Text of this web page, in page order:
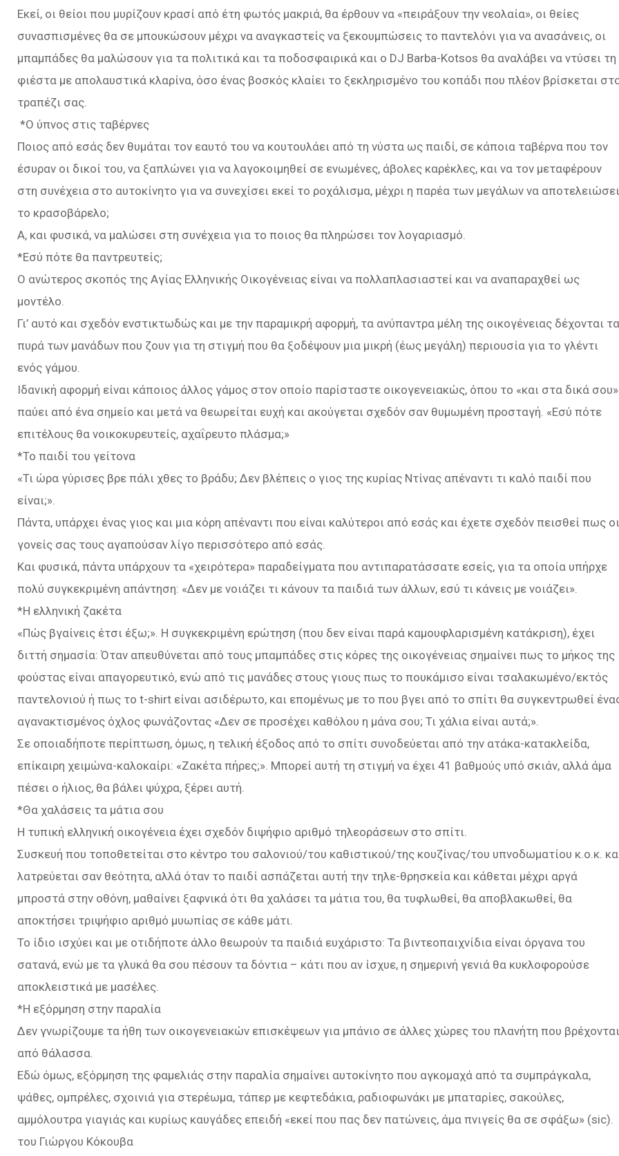
Εκεί, οι θείοι που μυρίζουν κρασί από έτη φωτός μακριά, θα έρθουν να «πειράξουν την νεολαία», οι θείες
συνασπισμένες θα σε μπουκώσουν μέχρι να αναγκαστείς να ξεκουμπώσεις το παντελόνι για να ανασάνεις, οι
μπαμπάδες θα μαλώσουν για τα πολιτικά και τα ποδοσφαιρικά και ο DJ Barba-Kotsos θα αναλάβει να ντύσει τη
φιέστα με απολαυστικά κλαρίνα, όσο ένας βοσκός κλαίει το ξεκληρισμένο του κοπάδι που πλέον βρίσκεται
τραπέζι σας.
*Ο ύπνος στις ταβέρνες
Ποιος από εσάς δεν θυμάται τον εαυτό του να κουτουλάει από τη νύστα ως παιδί, σε κάποια ταβέρνα που τον
έσυραν οι δικοί του, να ξαπλώνει για να λαγοκοιμηθεί σε ενωμένες, άβολες καρέκλες, και να τον μεταφέρουν
στη συνέχεια στο αυτοκίνητο για να συνεχίσει εκεί το ροχάλισμα, μέχρι η παρέα των μεγάλων να αποτελειώσει
το κρασοβάρελο;
Α, και φυσικά, να μαλώσει στη συνέχεια για το ποιος θα πληρώσει τον λογαριασμό.
*Εσύ πότε θα παντρευτείς;
Ο ανώτερος σκοπός της Αγίας Ελληνικής Οικογένειας είναι να πολλαπλασιαστεί και να αναπαραχθεί ως
μοντέλο.
Γι’ αυτό και σχεδόν ενστικτωδώς και με την παραμικρή αφορμή, τα ανύπαντρα μέλη της οικογένειας δέχονται τα
πυρά των μανάδων που ζουν για τη στιγμή που θα ξοδέψουν μια μικρή (έως μεγάλη) περιουσία για το γλέντι
ενός γάμου.
Ιδανική αφορμή είναι κάποιος άλλος γάμος στον οποίο παρίσταστε οικογενειακώς, όπου το «και στα δικά σου»
παύει από ένα σημείο και μετά να θεωρείται ευχή και ακούγεται σχεδόν σαν θυμωμένη προσταγή. «Εσύ πότε
επιτέλους θα νοικοκυρευτείς, αχαΐρευτο πλάσμα;»
*Το παιδί του γείτονα
«Τι ώρα γύρισες βρε πάλι χθες το βράδυ; Δεν βλέπεις ο γιος της κυρίας Ντίνας απέναντι τι καλό παιδί που
είναι;».
Πάντα, υπάρχει ένας γιος και μια κόρη απέναντι που είναι καλύτεροι από εσάς και έχετε σχεδόν πεισθεί πως οι
γονείς σας τους αγαπούσαν λίγο περισσότερο από εσάς.
Και φυσικά, πάντα υπάρχουν τα «χειρότερα» παραδείγματα που αντιπαρατάσσατε εσείς, για τα οποία υπήρχε
πολύ συγκεκριμένη απάντηση: «Δεν με νοιάζει τι κάνουν τα παιδιά των άλλων, εσύ τι κάνεις με νοιάζει».
*Η ελληνική ζακέτα
«Πώς βγαίνεις έτσι έξω;». Η συγκεκριμένη ερώτηση (που δεν είναι παρά καμουφλαρισμένη κατάκριση), έχει
διττή σημασία: Όταν απευθύνεται από τους μπαμπάδες στις κόρες της οικογένειας σημαίνει πως το μήκος της
φούστας είναι απαγορευτικό, ενώ από τις μανάδες στους γιους πως το πουκάμισο είναι τσαλακωμένο/εκτός
παντελονιού ή πως το t-shirt είναι ασιδέρωτο, και επομένως με το που βγει από το σπίτι θα συγκεντρωθεί
αγανακτισμένος όχλος φωνάζοντας «Δεν σε προσέχει καθόλου η μάνα σου; Τι χάλια είναι αυτά;».
Σε οποιαδήποτε περίπτωση, όμως, η τελική έξοδος από το σπίτι συνοδεύεται από την ατάκα-κατακλείδα,
επίκαιρη χειμώνα-καλοκαίρι: «Ζακέτα πήρες;». Μπορεί αυτή τη στιγμή να έχει 41 βαθμούς υπό σκιάν, αλλά άμα
πέσει ο ήλιος, θα βάλει ψύχρα, ξέρει αυτή.
*Θα χαλάσεις τα μάτια σου
Η τυπική ελληνική οικογένεια έχει σχεδόν διψήφιο αριθμό τηλεοράσεων στο σπίτι.
Συσκευή που τοποθετείται στο κέντρο του σαλονιού/του καθιστικού/της κουζίνας/του υπνοδωματίου κ.ο.κ.
λατρεύεται σαν θεότητα, αλλά όταν το παιδί ασπάζεται αυτή την τηλε-θρησκεία και κάθεται μέχρι αργά
μπροστά στην οθόνη, μαθαίνει ξαφνικά ότι θα χαλάσει τα μάτια του, θα τυφλωθεί, θα αποβλακωθεί, θα
αποκτήσει τριψήφιο αριθμό μυωπίας σε κάθε μάτι.
Το ίδιο ισχύει και με οτιδήποτε άλλο θεωρούν τα παιδιά ευχάριστο: Τα βιντεοπαιχνίδια είναι όργανα του
σατανά, ενώ με τα γλυκά θα σου πέσουν τα δόντια – κάτι που αν ίσχυε, η σημερινή γενιά θα κυκλοφορούσε
αποκλειστικά με μασέλες.
*Η εξόρμηση στην παραλία
Δεν γνωρίζουμε τα ήθη των οικογενειακών επισκέψεων για μπάνιο σε άλλες χώρες του πλανήτη που βρέχονται
από θάλασσα.
Εδώ όμως, εξόρμηση της φαμελιάς στην παραλία σημαίνει αυτοκίνητο που αγκομαχά από τα συμπράγκαλα,
ψάθες, ομπρέλες, σχοινιά για στερέωμα, τάπερ με κεφτεδάκια, ραδιοφωνάκι με μπαταρίες, σακούλες,
αμμόλουτρα γιαγιάς και κυρίως καυγάδες επειδή «εκεί που πας δεν πατώνεις, άμα πνιγείς θα σε σφάξω» (sic).
του Γιώργου Κόκουβα